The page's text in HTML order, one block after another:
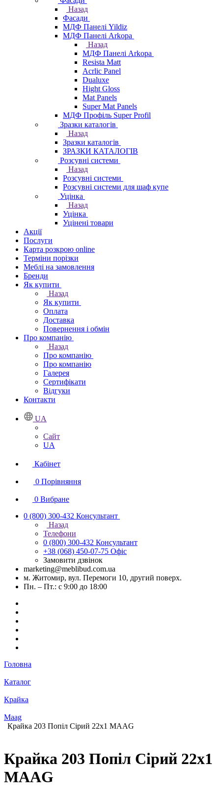
Назад
Фасади
МДФ Панелі Yildiz
МДФ Панелі Arkopa
Назад
МДФ Панелі Arkopa
Resista Matt
Acrlic Panel
Dualuxe
Hight Gloss
Mat Panels
Super Mat Panels
МДФ Профіль Super Profil
Зразки каталогів
Назад
Зразки каталогів
ЗРАЗКИ КАТАЛОГІВ
Розсувні системи
Назад
Розсувні системи
Розсувні системи для шаф купе
Уцінка
Назад
Уцінка
Уцінені товари
Акції
Послуги
Карта розкрою online
Терміни порізки
Меблі на замовлення
Бренди
Як купити
Назад
Як купити
Оплата
Доставка
Повернення і обмін
Про компанію
Назад
Про компанію
Про компанію
Галерея
Сертифікати
Відгуки
Контакти
UA
Сайт
UA
Кабінет
0 Порівняння
0 Вибране
0 (800) 300-432 Консультант
Назад
Телефони
0 (800) 300-432 Консультант
+38 (068) 450-07-75 Офіс
Замовити дзвінок
marketing@meblibud.com.ua
м. Житомир, вул. Перемоги 10, другий поверх.
Пн. – Пт.: с 9:00 до 18:00
Головна
Каталог
Крайка
Maag
Крайка 203 Попіл Сірий 22х1 MАAG
Крайка 203 Попіл Сірий 22х1
MАAG